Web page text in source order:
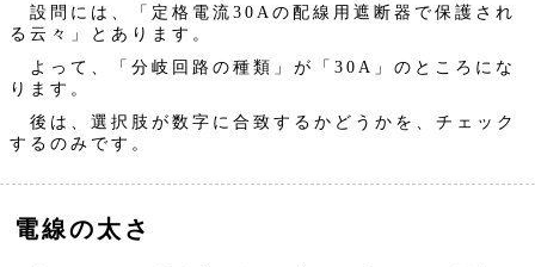
設問には、「定格電流30Aの配線用遮断器で保護され
る云々」とあります。
よって、「分岐回路の種類」が「30A」のところにな
ります。
後は、選択肢が数字に合致するかどうかを、チェック
するのみです。
電線の太さ